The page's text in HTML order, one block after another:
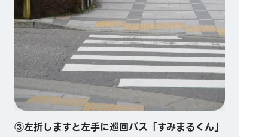
③左折しますと左手に巡回バス「すみまるくん」